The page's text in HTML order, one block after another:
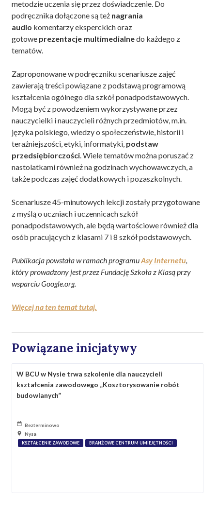
metodzie uczenia się przez doświadczenie. Do
podręcznika dołączone są też nagrania
audio komentarzy eksperckich oraz
gotowe prezentacje multimedialnedo każdego z
tematów.
Zaproponowane w podręczniku scenariusze zajęć
zawierają treści powiązane z podstawą programową
kształcenia ogólnego dla szkół ponadpodstawowych.
Mogą być z powodzeniem wykorzystywane przez
nauczycielki i nauczycieli różnych przedmiotów, m.in.
języka polskiego, wiedzy o społeczeństwie, historii i
teraźniejszości, etyki, informatyki, podstaw
przedsiębiorczości. Wiele tematów można poruszać z
nastolatkami również na godzinach wychowawczych, a
także podczas zajęć dodatkowych i pozaszkolnych.
Scenariusze 45-minutowych lekcji zostały przygotowane
z myślą o uczniach i uczennicach szkół
ponadpodstawowych, ale będą wartościowe również dla
osób pracujących z klasami 7 i 8 szkół podstawowych.
Publikacja powstała w ramach programuAsy Internetu,
który prowadzony jest przez Fundację Szkoła z Klasą przy
wsparciu Google.org.
Więcej na ten temat tutaj.
Powiązane inicjatywy
W BCU w Nysie trwa szkolenie dla nauczycieli
kształcenia zawodowego „Kosztorysowanie robót
budowlanych”
Bezterminowo
Nysa
KSZTAŁCENIE ZAWODOWE BRANŻOWE CENTRUM UMIEJĘTNOŚCI